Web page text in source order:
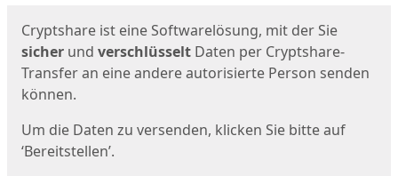
Cryptshare ist eine Softwarelösung, mit der Sie
sicher und verschlüsselt Daten per Cryptshare-
Transfer an eine andere autorisierte Person senden
können.
Um die Daten zu versenden, klicken Sie bitte auf
‘Bereitstellen’.